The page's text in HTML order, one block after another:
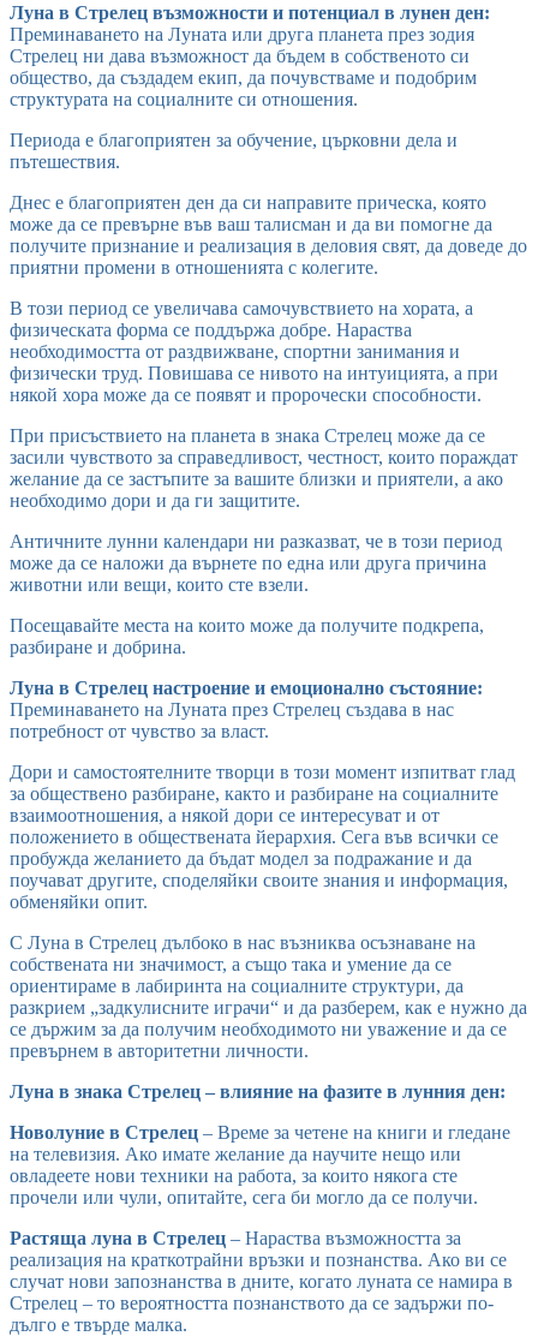
Луна в Стрелец възможности и потенциал в лунен ден:
Преминаването на Луната или друга планета през зодия
Стрелец ни дава възможност да бъдем в собственото си
общество, да създадем екип, да почувстваме и подобрим
структурата на социалните си отношения.
Периода е благоприятен за обучение, църковни дела и
пътешествия.
Днес е благоприятен ден да си направите прическа, която
може да се превърне във ваш талисман и да ви помогне да
получите признание и реализация в деловия свят, да доведе до
приятни промени в отношенията с колегите.
В този период се увеличава самочувствието на хората, а
физическата форма се поддържа добре. Нараства
необходимостта от раздвижване, спортни занимания и
физически труд. Повишава се нивото на интуицията, а при
някой хора може да се появят и пророчески способности.
При присъствието на планета в знака Стрелец може да се
засили чувството за справедливост, честност, които пораждат
желание да се застъпите за вашите близки и приятели, а ако
необходимо дори и да ги защитите.
Античните лунни календари ни разказват, че в този период
може да се наложи да върнете по една или друга причина
животни или вещи, които сте взели.
Посещавайте места на които може да получите подкрепа,
разбиране и добрина.
Луна в Стрелец настроение и емоционално състояние:
Преминаването на Луната през Стрелец създава в нас
потребност от чувство за власт.
Дори и самостоятелните творци в този момент изпитват глад
за обществено разбиране, както и разбиране на социалните
взаимоотношения, а някой дори се интересуват и от
положението в обществената йерархия. Сега във всички се
пробужда желанието да бъдат модел за подражание и да
поучават другите, споделяйки своите знания и информация,
обменяйки опит.
С Луна в Стрелец дълбоко в нас възниква осъзнаване на
собствената ни значимост, а също така и умение да се
ориентираме в лабиринта на социалните структури, да
разкрием „задкулисните играчи“ и да разберем, как е нужно да
се държим за да получим необходимото ни уважение и да се
превърнем в авторитетни личности.
Луна в знака Стрелец – влияние на фазите в лунния ден:
Новолуние в Стрелец – Време за четене на книги и гледане
на телевизия. Ако имате желание да научите нещо или
овладеете нови техники на работа, за които някога сте
прочели или чули, опитайте, сега би могло да се получи.
Растяща луна в Стрелец – Нараства възможността за
реализация на краткотрайни връзки и познанства. Ако ви се
случат нови запознанства в дните, когато луната се намира в
Стрелец – то вероятността познанството да се задържи по-
дълго е твърде малка.